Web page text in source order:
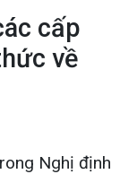
cấp
về
Nghị định